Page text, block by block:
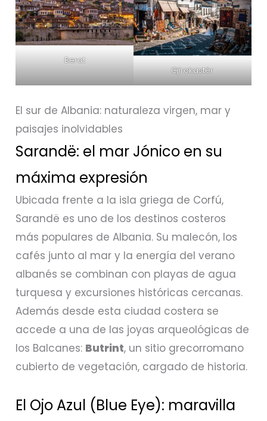
Berat
Gjirokastër
El sur de Albania: naturaleza virgen, mar y
paisajes inolvidables
Sarandë: el mar Jónico en su
máxima expresión
Ubicada frente a la isla griega de Corfú,
Sarandë es uno de los destinos costeros
más populares de Albania. Su malecón, los
cafés junto al mar y la energía del verano
albanés se combinan con playas de agua
turquesa y excursiones históricas cercanas.
Además desde esta ciudad costera se
accede a una de las joyas arqueológicas de
los Balcanes: Butrint, un sitio grecorromano
cubierto de vegetación, cargado de historia.
El Ojo Azul (Blue Eye): maravilla